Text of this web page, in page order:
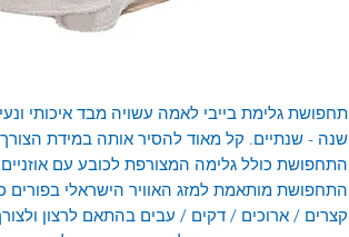
תחפושת גלימת בייבי לאמה עשויה מבד איכותי
שנה - שנתיים. קל מאוד להסיר אותה במידת
התחפושת כולל גלימה המצורפת לכובע עם אוזניים
התחפושת מותאמת למזג האוויר הישראלי בפורים
קצרים / ארוכים / דקים / עבים בהתאם לרצון